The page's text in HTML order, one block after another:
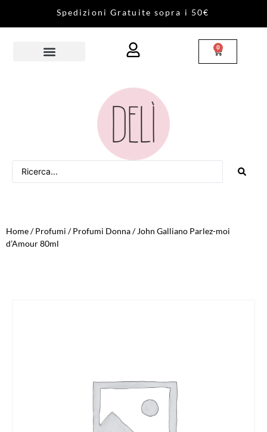
Sped izi on i Gratu ite sopra i 50€
0
Home/Profumi /Profumi Donna/ John Galliano Parlez-moi
d’Amour 80ml